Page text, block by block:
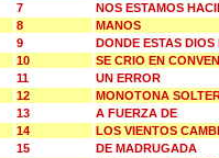
7
NOS ESTAMOS
8
MANOS
9
DONDE ESTAS DIOS
10
SE CRIO EN
11
UN ERROR
12
MONOTONA
13
A FUERZA DE
14
LOS VIENTOS
15
DE MADRUGADA